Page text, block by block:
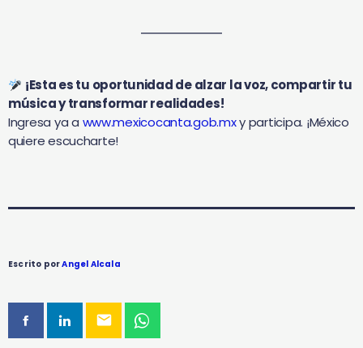
¡Esta es tu oportunidad de alzar la voz, compartir tu
música y transformar realidades!
Ingresa ya a www.mexicocanta.gob.mxy participa. ¡México
quiere escucharte!
Escrito porAngel Alcala
email